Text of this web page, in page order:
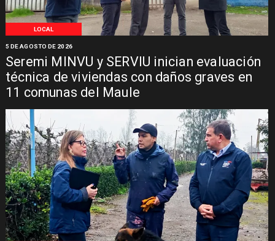
LOCAL
Seremi MINVU y SERVIU inician evaluación
técnica de viviendas con daños graves en
11 comunas del Maule
5 DE AGOSTO DE 2026